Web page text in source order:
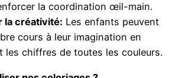
la coordination œil-main.
la créativité: Les enfants peuvent
cours à leur imagination en
les chiffres de toutes les couleurs.